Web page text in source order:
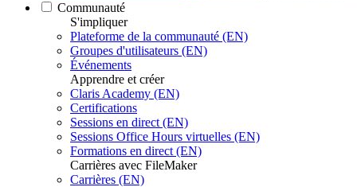
Communauté
S'impliquer
Plateforme de la communauté (EN)
Groupes d'utilisateurs (EN)
Événements
Apprendre et créer
Claris Academy (EN)
Certifications
Sessions en direct (EN)
Sessions Office Hours virtuelles (EN)
Formations en direct (EN)
Carrières avec FileMaker
Carrières (EN)